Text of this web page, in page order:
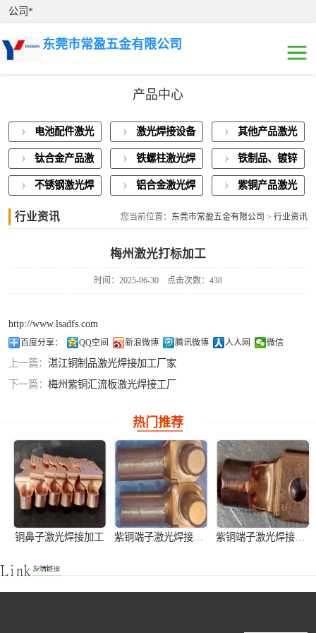
公司*
东莞市常盈五金有限公司
产品中心
电池配件激光
焊接
激光焊接设备
展示
其他产品激光
焊接
钛合金产品激
光焊接
铁螺柱激光焊
接加工
铁制品、镀锌
板激光焊接
不锈钢激光焊
铝合金激光焊
紫铜产品激光
行业资讯 您当前位置： 东莞市常盈五金有限公司 > 行业资讯
梅州激光打标加工
时间：2025-06-30 点击次数：438
http://www.lsadfs.com
百度分享： QQ空间 新浪微博 腾讯微博 人人网 微信
上一篇： 湛江铜制品激光焊接加工厂家
下一篇： 梅州紫铜汇流板激光焊接工厂
热门推荐
铜鼻子激光焊接加工 紫铜端子激光焊接产品加工 紫铜端子激光焊接加工
接
激光焊接设备展
示
其他产品激光焊
铝合金激光焊接
紫铜产品激光焊